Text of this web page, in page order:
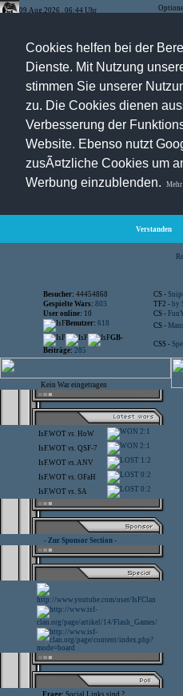
Cookies helfen bei der
Dienste. Mit Nutzung
stimmen Sie unserer
zu. Die Cookies dienen
Verbesserung der
Website. Ebenso nutzt
zusÃ¤tzliche Cookies um
Werbung einzublenden.
Verstanden
09.Aug.2026 , 06:44 Uhr
Besucher: 44454868 CS -
Gespielte Wars: 803 TF2 - by
User online: 10 CS -
Benutzer: 618 CS -
GB-
Beiträge: 285
CSS -
Kein War eingetragen
IsF.WOT vs. HoW 2:1
IsF.WOT vs. QSF-7 2:1
IsF.WOT vs.ANV 1:2
IsF.WOT vs. OFaH 0:2
IsF.WOT vs. SA 0:2
- Zur Sponsor Section -
Frage: Social Links sind ?